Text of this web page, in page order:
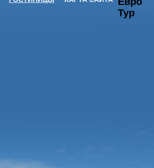
Тур